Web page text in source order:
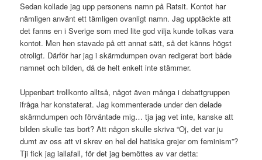
Sedan kollade jag upp personens namn på Ratsit. Kontot har
nämligen använt ett tämligen ovanligt namn. Jag upptäckte att
det fanns en i Sverige som med lite god vilja kunde tolkas vara
kontot. Men hen stavade på ett annat sätt, så det känns högst
otroligt. Därför har jag i skärmdumpen ovan redigerat bort både
namnet och bilden, då de helt enkelt inte stämmer.
Uppenbart trollkonto alltså, något även många i debattgruppen
ifråga har konstaterat. Jag kommenterade under den delade
skärmdumpen och förväntade mig… tja jag vet inte, kanske att
bilden skulle tas bort? Att någon skulle skriva “Oj, det var ju
dumt av oss att vi skrev en hel del hatiska grejer om feminism”?
Tji fick jag iallafall, för det jag bemöttes av var detta: